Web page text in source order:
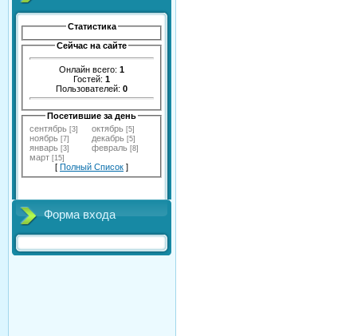
Статистика
Сейчас на сайте
Онлайн всего: 1
Гостей: 1
Пользователей: 0
Посетившие за день
сентябрь [3] октябрь [5]
ноябрь [7] декабрь [5]
январь [3] февраль [8]
март [15]
[ Полный Список ]
Форма входа